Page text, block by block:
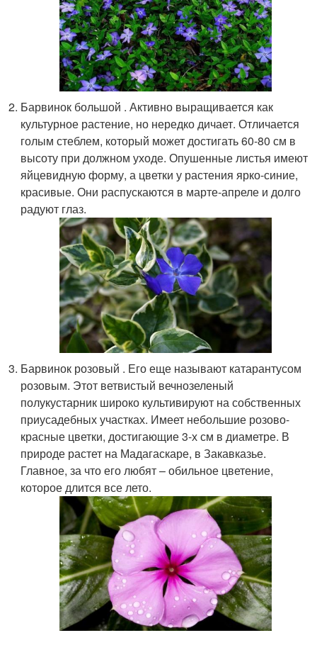
Барвинок большой . Активно выращивается как
культурное растение, но нередко дичает. Отличается
голым стеблем, который может достигать 60-80 см в
высоту при должном уходе. Опушенные листья имеют
яйцевидную форму, а цветки у растения ярко-синие,
красивые. Они распускаются в марте-апреле и долго
радуют глаз.
Барвинок розовый . Его еще называют катарантусом
розовым. Этот ветвистый вечнозеленый
полукустарник широко культивируют на собственных
приусадебных участках. Имеет небольшие розово-
красные цветки, достигающие 3-х см в диаметре. В
природе растет на Мадагаскаре, в Закавказье.
Главное, за что его любят – обильное цветение,
которое длится все лето.